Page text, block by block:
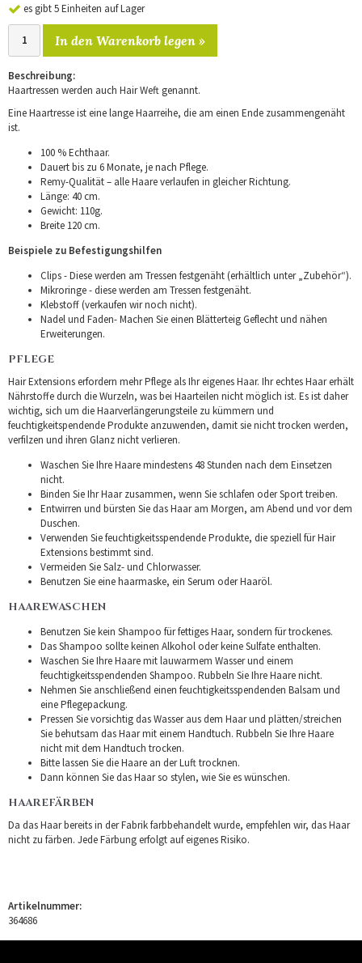
es gibt 5 Einheiten auf Lager
In den Warenkorb legen »
Beschreibung:
Haartressen werden auch Hair Weft genannt.
Eine Haartresse ist eine lange Haarreihe, die am einen Ende zusammengenäht
ist.
100 % Echthaar.
Dauert bis zu 6 Monate, je nach Pflege.
Remy-Qualität – alle Haare verlaufen in gleicher Richtung.
Länge: 40 cm.
Gewicht: 110g.
Breite 120 cm.
Beispiele zu Befestigungshilfen
Clips - Diese werden am Tressen festgenäht (erhältlich unter „Zubehör“).
Mikroringe - diese werden am Tressen festgenäht.
Klebstoff (verkaufen wir noch nicht).
Nadel und Faden- Machen Sie einen Blätterteig Geflecht und nähen
Erweiterungen.
PFLEGE
Hair Extensions erfordern mehr Pflege als Ihr eigenes Haar. Ihr echtes Haar erhält
Nährstoffe durch die Wurzeln, was bei Haarteilen nicht möglich ist. Es ist daher
wichtig, sich um die Haarverlängerungsteile zu kümmern und
feuchtigkeitspendende Produkte anzuwenden, damit sie nicht trocken werden,
verfilzen und ihren Glanz nicht verlieren.
Waschen Sie Ihre Haare mindestens 48 Stunden nach dem Einsetzen
nicht.
Binden Sie Ihr Haar zusammen, wenn Sie schlafen oder Sport treiben.
Entwirren und bürsten Sie das Haar am Morgen, am Abend und vor dem
Duschen.
Verwenden Sie feuchtigkeitsspendende Produkte, die speziell für Hair
Extensions bestimmt sind.
Vermeiden Sie Salz- und Chlorwasser.
Benutzen Sie eine haarmaske, ein Serum oder Haaröl.
HAAREWASCHEN
Benutzen Sie kein Shampoo für fettiges Haar, sondern für trockenes.
Das Shampoo sollte keinen Alkohol oder keine Sulfate enthalten.
Waschen Sie Ihre Haare mit lauwarmem Wasser und einem
feuchtigkeitsspendenden Shampoo. Rubbeln Sie Ihre Haare nicht.
Nehmen Sie anschließend einen feuchtigkeitsspendenden Balsam und
eine Pflegepackung.
Pressen Sie vorsichtig das Wasser aus dem Haar und plätten/streichen
Sie behutsam das Haar mit einem Handtuch. Rubbeln Sie Ihre Haare
nicht mit dem Handtuch trocken.
Bitte lassen Sie die Haare an der Luft trocknen.
Dann können Sie das Haar so stylen, wie Sie es wünschen.
HAAREFÄRBEN
Da das Haar bereits in der Fabrik farbbehandelt wurde, empfehlen wir, das Haar
nicht zu färben. Jede Färbung erfolgt auf eigenes Risiko.
Artikelnummer:
364686